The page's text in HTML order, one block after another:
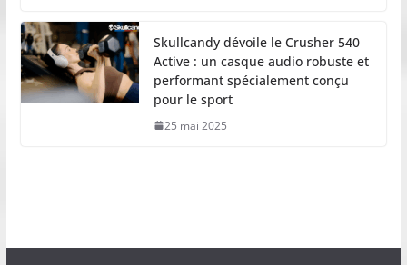
Skullcandy dévoile le Crusher 540
Active : un casque audio robuste et
performant spécialement conçu
pour le sport
25 mai 2025